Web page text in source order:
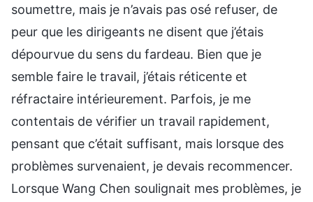
soumettre, mais je n’avais pas osé refuser, de
peur que les dirigeants ne disent que j’étais
dépourvue du sens du fardeau. Bien que je
semble faire le travail, j’étais réticente et
réfractaire intérieurement. Parfois, je me
contentais de vérifier un travail rapidement,
pensant que c’était suffisant, mais lorsque des
problèmes survenaient, je devais recommencer.
Lorsque Wang Chen soulignait mes problèmes, je